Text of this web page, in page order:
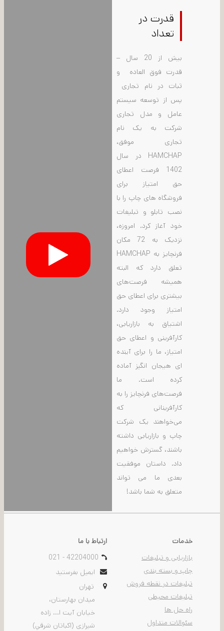
قدرت در
تعداد
بیش از 20 سال –
قدرت فوق العاده و
ثبات در نام تجاری
پس از توسعه سیستم
عامل و مدل تجاری
شرکت به یک نام
تجاری موفق،
HAMCHAP در سال
1402 فرصت اعطای
حق امتیاز برای
فروشگاه های چاپ را با
نصب تابلو و تبلیغات
خود آغاز کرد. امروزه،
نزدیک به 72 مکان
فرنچایز به HAMCHAP
تعلق دارد که البته
همیشه فرصت‌های
بیشتری برای اعطای حق
امتیاز وجود دارد.
اشتیاق به بازاریابی،
کارآفرینی و اعطای حق
امتیاز، ما را برای آینده
ای هیجان انگیز آماده
کرده است. ما
فرصت‌های فرنچایز را به
کارآفرینانی که
می‌خواهند یک شرکت
چاپ و بازاریابی داشته
باشند، گسترش خواهیم
داد. داستان موفقیت
بعدی ما می تواند
متعلق به شما باشد!
خدمات
بازاریابی و تبلیغات
چاپ و بسته بندی
تبلیغات در نقطه فروش
تبلیغات محیطی
راه حل ها
سئوالات متداول
ارتباط با ما
021 - 42204000
ایمیل بفرستید
تهران
ميدان بهارستان،
خيابان آیت ا... زاده
شیرازی (اكباتان شرقي)